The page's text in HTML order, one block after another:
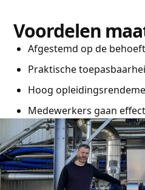
Voordelen
Afgestemd op de
Praktische
Hoog
Medewerkers gaan